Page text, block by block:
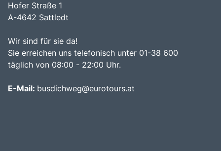
Hofer Straße 1
A-4642 Sattledt
Wir sind für sie da!
Sie erreichen uns telefonisch unter 01-38 600
täglich von 08:00 - 22:00 Uhr.
E-Mail: busdichweg@eurotours.at